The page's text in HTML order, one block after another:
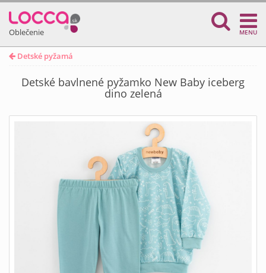
Oblečenie MENU
Detské pyžamá
Detské bavlnené pyžamko New Baby iceberg
dino zelená